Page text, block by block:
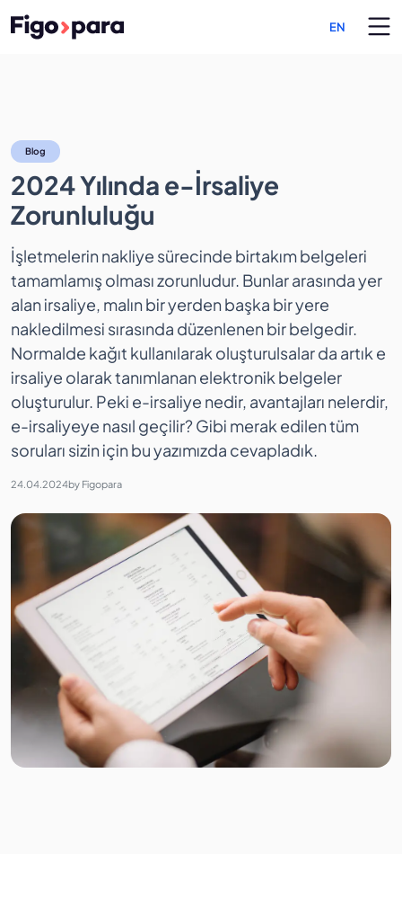
EN
Blog
2024 Yılında e-İrsaliye
Zorunluluğu
İşletmelerin nakliye sürecinde birtakım belgeleri
tamamlamış olması zorunludur. Bunlar arasında yer
alan irsaliye, malın bir yerden başka bir yere
nakledilmesi sırasında düzenlenen bir belgedir.
Normalde kağıt kullanılarak oluşturulsalar da artık e
irsaliye olarak tanımlanan elektronik belgeler
oluşturulur. Peki e-irsaliye nedir, avantajları nelerdir,
e-irsaliyeye nasıl geçilir? Gibi merak edilen tüm
soruları sizin için bu yazımızda cevapladık.
24.04.2024by Figopara